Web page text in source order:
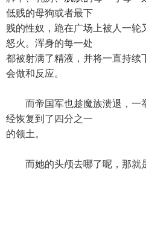
低贱的母狗或者最下
贱的性奴，跪在广场上被人一轮
怒火。浑身的每一处
都被射满了精液，并将一直持续
会做和反应。
而帝国军也趁魔族溃退，一
经恢复到了四分之一
的领土。
而她的头颅去哪了呢，那就